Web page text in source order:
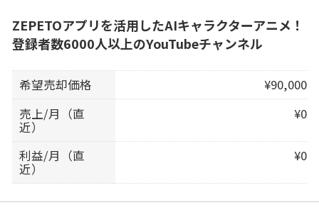
ZEPETOアプリを活用したAIキャラクターアニメ！
登録者数6000人以上のYouTubeチャンネル
希望売却価格
¥90,000
売上/月（直
近）
¥0
利益/月（直
近）
¥0